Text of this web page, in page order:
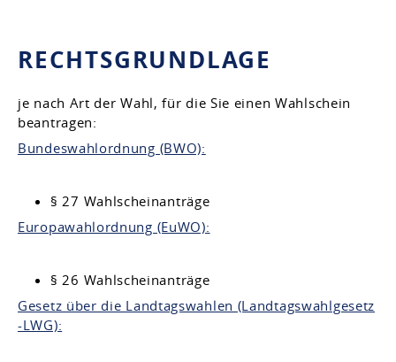
RECHTSGRUNDLAGE
je nach Art der Wahl, für die Sie einen Wahlschein
beantragen:
Bundeswahlordnung (BWO):
§ 27 Wahlscheinanträge
Europawahlordnung (EuWO):
§ 26 Wahlscheinanträge
Gesetz über die Landtagswahlen (Landtagswahlgesetz
-LWG):